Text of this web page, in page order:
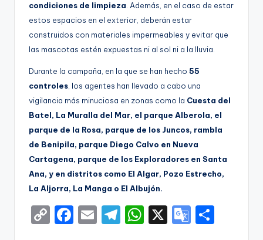
condiciones de limpieza . Además, en el caso de estar
estos espacios en el exterior, deberán estar
construidos con materiales impermeables y evitar que
las mascotas estén expuestas ni al sol ni a la lluvia.
Durante la campaña, en la que se han hecho 55
controles , los agentes han llevado a cabo una
vigilancia más minuciosa en zonas como la Cuesta del
Batel, La Muralla del Mar, el parque Alberola, el
parque de la Rosa, parque de los Juncos, rambla
de Benipila, parque Diego Calvo en Nueva
Cartagena, parque de los Exploradores en Santa
Ana, y en distritos como El Algar, Pozo Estrecho,
La Aljorra, La Manga o El Albujón.
C F
E
T
W X
G